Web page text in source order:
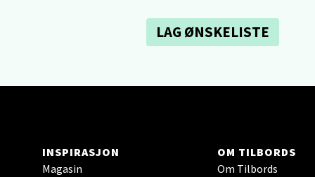
LAG ØNSKELISTE
INSPIRASJON
Magasin
OM TILBORDS
Om Tilbords
Folke